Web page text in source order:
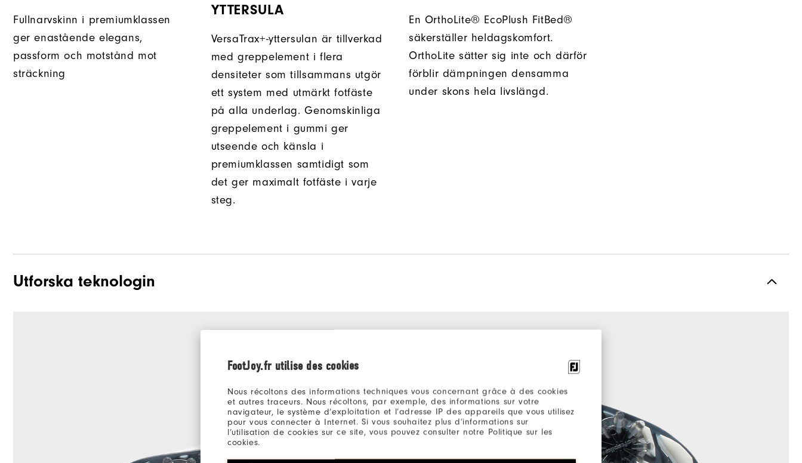
FootJoy.fr utilise des cookies
Nous récoltons des informations techniques vous concernant grâce à des cookies
et autres traceurs. Nous récoltons, par exemple, des informations sur votre
navigateur, le système d’exploitation et l’adresse IP des appareils que vous utilisez
pour vous connecter à Internet. Si vous souhaitez plus d’informations sur
l’utilisation de cookies sur ce site, vous pouvez consulter notre Politique sur les
cookies.
Fullnarvskinn i premiumklassen
ger enastående elegans,
passform och motstånd mot
sträckning
YTTERSULA
VersaTrax+-yttersulan är tillverkad
med greppelement i flera
densiteter som tillsammans utgör
ett system med utmärkt fotfäste
på alla underlag. Genomskinliga
greppelement i gummi ger
utseende och känsla i
premiumklassen samtidigt som
det ger maximalt fotfäste i varje
steg.
En OrthoLite® EcoPlush FitBed®
säkerställer heldagskomfort.
OrthoLite sätter sig inte och därför
förblir dämpningen densamma
under skons hela livslängd.
Utforska teknologin